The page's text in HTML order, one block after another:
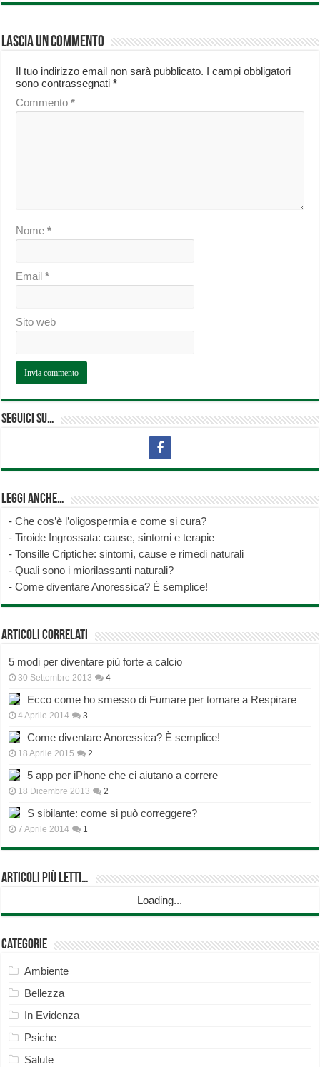
Lascia un commento
Il tuo indirizzo email non sarà pubblicato. I campi obbligatori
sono contrassegnati*
Commento*
Nome*
Email*
Sito web
Seguici su…
Leggi anche…
-Che cos’è l’oligospermia e come si cura?
-Tiroide Ingrossata: cause, sintomi e terapie
-Tonsille Criptiche: sintomi, cause e rimedi naturali
-Quali sono i miorilassanti naturali?
-Come diventare Anoressica? È semplice!
Articoli correlati
5 modi per diventare più forte a calcio
30 Settembre 2013 4
Ecco come ho smesso di Fumare per tornare a Respirare
4 Aprile 2014 3
Come diventare Anoressica? È semplice!
18 Aprile 2015 2
5 app per iPhone che ci aiutano a correre
18 Dicembre 2013 2
S sibilante: come si può correggere?
7 Aprile 2014 1
Articoli più Letti…
Loading...
Categorie
Ambiente
Bellezza
In Evidenza
Psiche
Salute